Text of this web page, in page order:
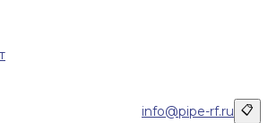
info@pipe-rf.ru 📋